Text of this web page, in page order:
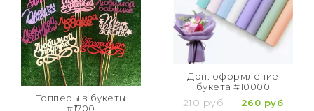
Топперы в букеты
#1700
Доп. оформление
букета #10000
210 руб 260 руб